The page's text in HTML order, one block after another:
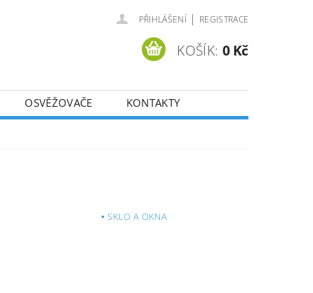
PŘIHLÁŠENÍ | REGISTRACE
KOŠÍK: 0 Kč
OSVĚŽOVAČE KONTAKTY
SKLO A OKNA